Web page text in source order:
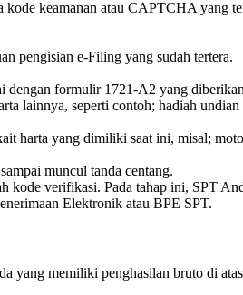
keamanan atau CAPTCHA yang
pengisian e-Filing yang sudah tertera.
formulir 1721-A2 yang
seperti contoh; hadiah
yang dimiliki saat ini, misal;
muncul tanda centang.
kode verifikasi. Pada tahap ini, SPT
Elektronik atau BPE SPT.
yang memiliki penghasilan bruto di